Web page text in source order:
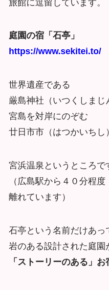
旅館に逗留しています。
庭園の宿「石亭」
https://www.sekitei.to/
世界遺産である
厳島神社（いつくしまじ
宮島を対岸にのぞむ
廿日市市（はつかいちし）
宮浜温泉というところで
（広島駅から４０分程度
離れています）
石亭という名前だけあっ
岩のある設計された庭園
「ストーリーのある」お